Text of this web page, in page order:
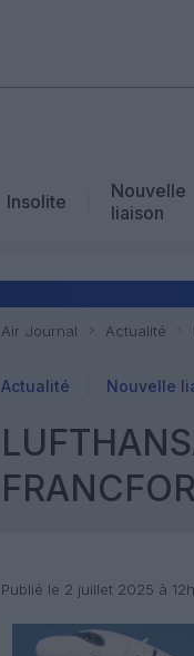
Insolite
Nouvelle
liaison
Air Journal Actualité
Actualité Nouvelle
Publié le 2 juillet 2025 à